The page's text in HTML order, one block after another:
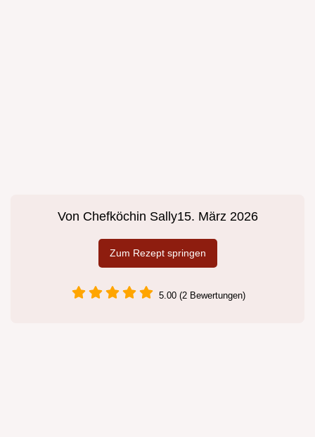
Von Chefköchin Sally15. März 2026
Zum Rezept springen
5.00 (2 Bewertungen)